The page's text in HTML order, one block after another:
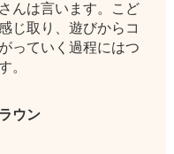
んは言います。こど
じ取り、遊びからコ
っていく過程にはつ
。
ウン